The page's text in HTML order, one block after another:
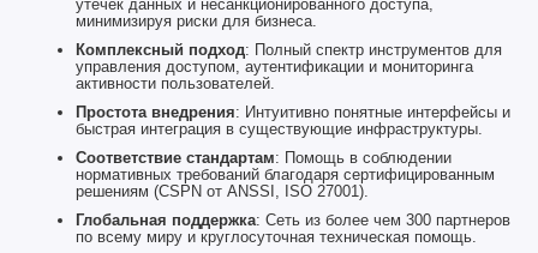
утечек данных и несанкционированного доступа,
минимизируя риски для бизнеса.
Комплексный подход: Полный спектр инструментов для
управления доступом, аутентификации и мониторинга
активности пользователей.
Простота внедрения: Интуитивно понятные интерфейсы и
быстрая интеграция в существующие инфраструктуры.
Соответствие стандартам: Помощь в соблюдении
нормативных требований благодаря сертифицированным
решениям (CSPN от ANSSI, ISO 27001).
Глобальная поддержка: Сеть из более чем 300 партнеров
по всему миру и круглосуточная техническая помощь.